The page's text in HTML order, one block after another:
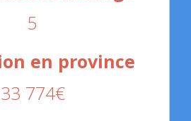
5
33 774€